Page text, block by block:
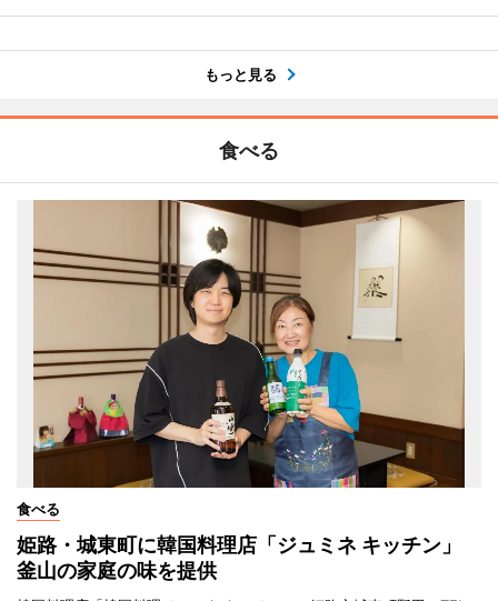
もっと見る
食べる
食べる
姫路・城東町に韓国料理店「ジュミネ キッチン」
釜山の家庭の味を提供